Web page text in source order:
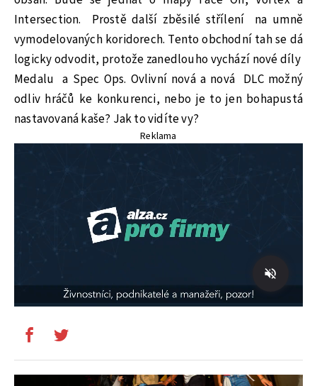
Intersection. Prostě další zběsilé střílení na umně
vymodelovaných koridorech. Tento obchodní tah se dá
logicky odvodit, protože zanedlouho vychází nové díly
Medalu a Spec Ops. Ovlivní nová a nová DLC možný
odliv hráčů ke konkurenci, nebo je to jen bohapustá
nastavovaná kaše? Jak to vidíte vy?
Reklama